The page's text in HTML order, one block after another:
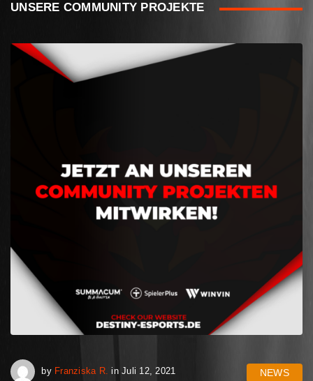
UNSERE COMMUNITY PROJEKTE
by Franziska R. inJuli 12, 2021 NEWS